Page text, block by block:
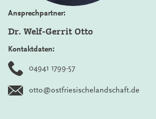
Ansprechpartner:
Dr. Welf-Gerrit Otto
Kontaktdaten:
04941 1799-57
otto@ostfriesischelandschaft.de